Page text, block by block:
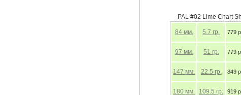
PAL #02 Lime Chart
84 мм. 5.7 гр. 779
97 мм. 51 гр. 779
147 мм. 22.5 гр. 849
180 мм. 109.5 гр. 919